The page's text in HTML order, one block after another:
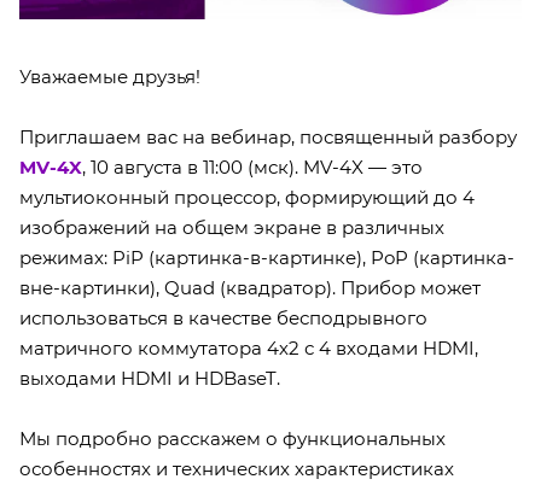
Уважаемые друзья!
Приглашаем вас на вебинар, посвященный разбору
MV-4X, 10 августа в 11:00 (мск). MV-4X — это
мультиоконный процессор, формирующий до 4
изображений на общем экране в различных
режимах: PiP (картинка-в-картинке), PoP (картинка-
вне-картинки), Quad (квадратор). Прибор может
использоваться в качестве бесподрывного
матричного коммутатора 4х2 с 4 входами HDMI,
выходами HDMI и HDBaseT.
Мы подробно расскажем о функциональных
особенностях и технических характеристиках